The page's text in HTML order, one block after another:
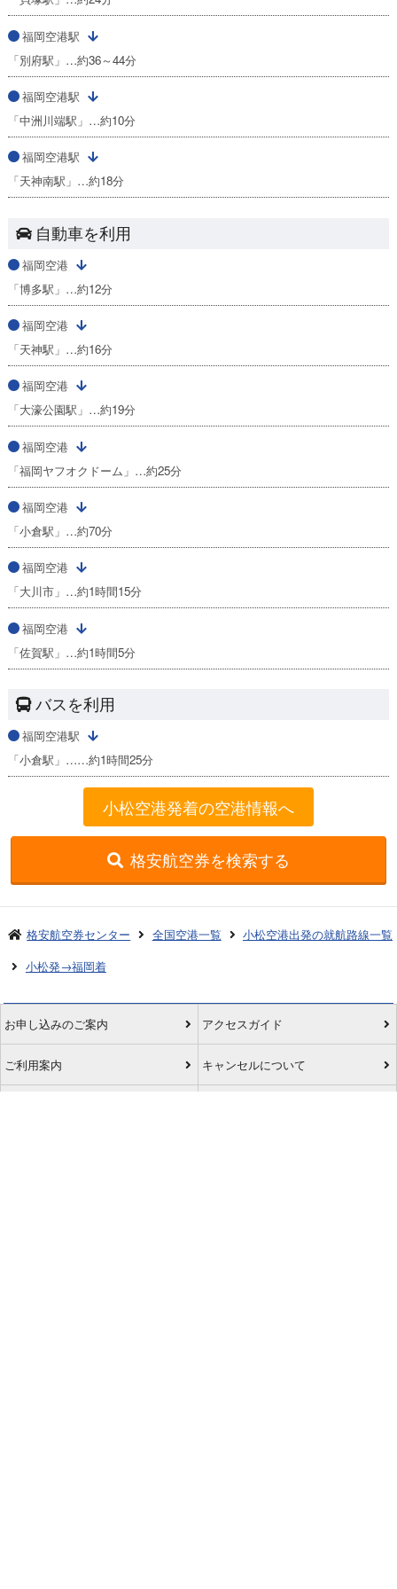
福岡空港駅
「別府駅」…約36～44分
福岡空港駅
「中洲川端駅」…約10分
福岡空港駅
「天神南駅」…約18分
自動車を利用
福岡空港
「博多駅」…約12分
福岡空港
「天神駅」…約16分
福岡空港
「大濠公園駅」…約19分
福岡空港
「福岡ヤフオクドーム」…約25分
福岡空港
「小倉駅」…約70分
福岡空港
「大川市」…約1時間15分
福岡空港
「佐賀駅」…約1時間5分
バスを利用
福岡空港駅
「小倉駅」……約1時間25分
小松空港発着の空港情報へ
格安航空券を検索する
格安航空券センター 全国空港一覧
小松空港出発の就航路線一覧
小松発→福岡着
お申し込みのご案内 アクセスガイド
ご利用案内 キャンセルについて